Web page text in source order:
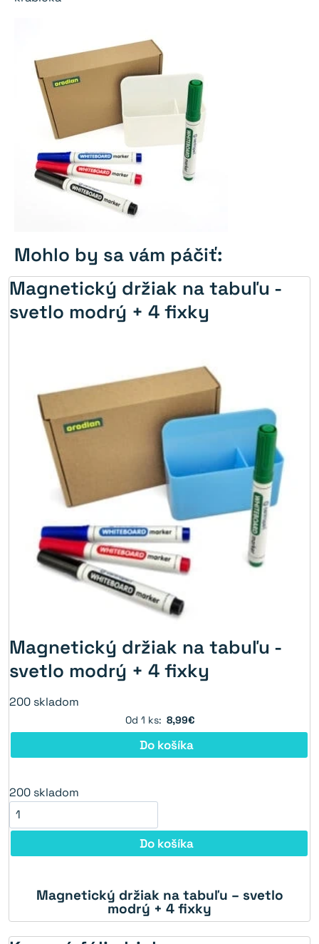
Mohlo by sa vám páčiť:
Magnetický držiak na tabuľu -
svetlo modrý + 4 fixky
Magnetický držiak na tabuľu -
svetlo modrý + 4 fixky
200 skladom
Od 1 ks: 8,99€
Do košíka
200 skladom
Do košíka
10%
Magnetický držiak na tabuľu – svetlo
modrý + 4 fixky